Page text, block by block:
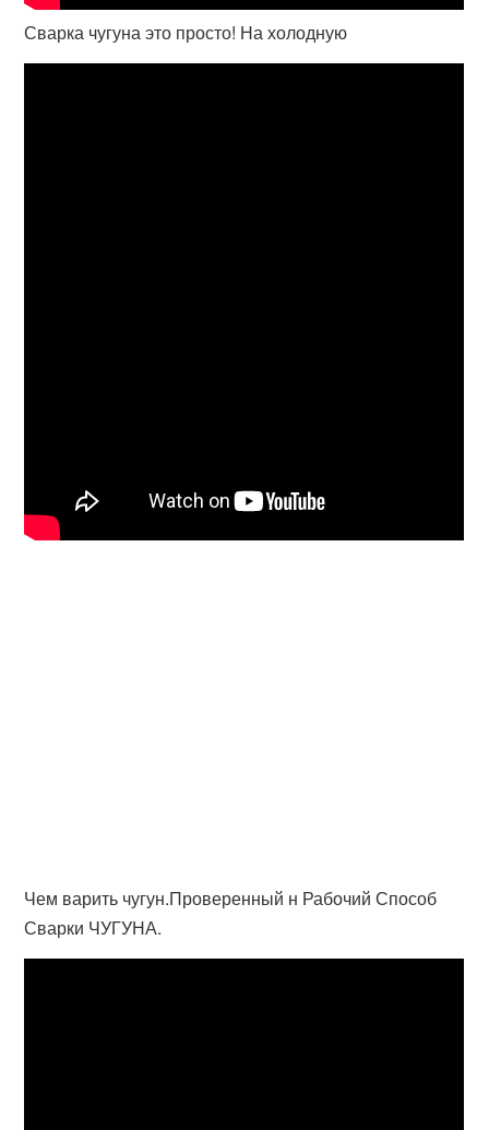
Сварка чугуна это просто! На холодную
Чем варить чугун.Проверенный н Рабочий Способ
Сварки ЧУГУНА.